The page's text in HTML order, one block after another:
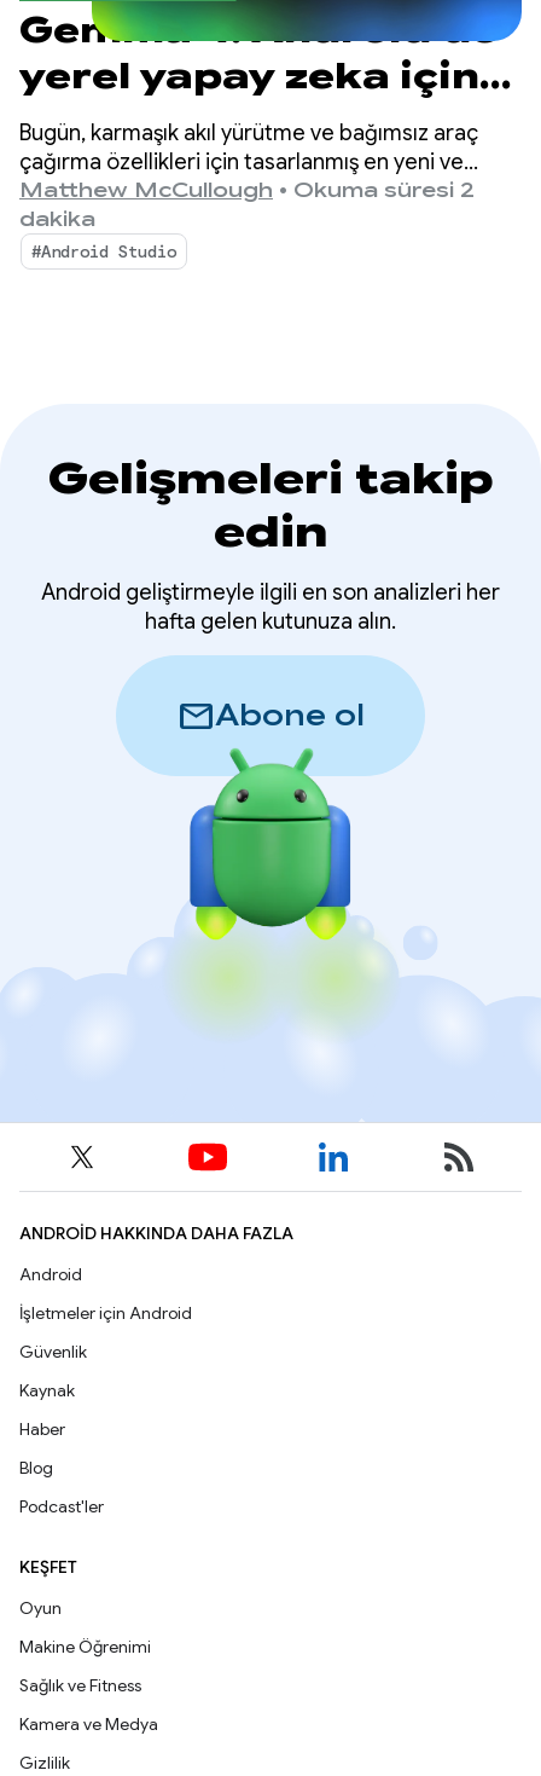
Gemma 4: Android'de
yerel yapay zeka için
yeni standart
Bugün, karmaşık akıl yürütme ve bağımsız araç
çağırma özellikleri için tasarlanmış en yeni ve
gelişmiş açık modelimiz Gemma 4 ile Android
geliştirmeyi daha da iyi hale getiriyoruz.
Matthew McCullough • Okuma süresi 2
dakika
#Android Studio
Gelişmeleri takip
edin
Android geliştirmeyle ilgili en son analizleri her
hafta gelen kutunuza alın.
mailAbone ol
ANDROID HAKKINDA DAHA FAZLA
Android
İşletmeler için Android
Güvenlik
Kaynak
Haber
Blog
Podcast'ler
KEŞFET
Oyun
Makine Öğrenimi
Sağlık ve Fitness
Kamera ve Medya
Gizlilik